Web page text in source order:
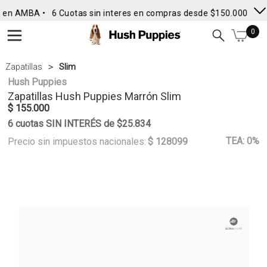
AMBA • 6 Cuotas sin interes en compras desde $150.000 •
0
Zapatillas Slim
Hush Puppies
Zapatillas Hush Puppies Marrón Slim
$ 155.000
6 cuotas SIN INTERÉS de $25.834
Precio sin impuestos nacionales: $ 128099 TEA: 0%